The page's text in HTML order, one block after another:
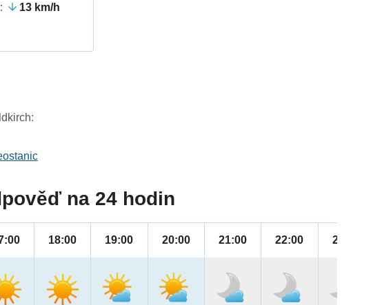
13 km/h
na 24 hodin
18:00 19:00 20:00 21:00 22:00 23:00